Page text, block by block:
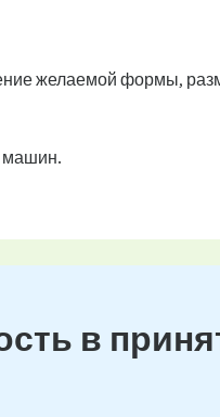
желаемой формы,
машин.
в